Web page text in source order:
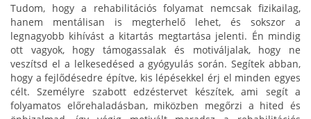
Tudom, hogy a rehabilitációs folyamat nemcsak fizikailag,
hanem mentálisan is megterhelő lehet, és sokszor a
legnagyobb kihívást a kitartás megtartása jelenti. Én mindig
ott vagyok, hogy támogassalak és motiváljalak, hogy ne
veszítsd el a lelkesedésed a gyógyulás során. Segítek abban,
hogy a fejlődésedre építve, kis lépésekkel érj el minden egyes
célt. Személyre szabott edzéstervet készítek, ami segít a
folyamatos előrehaladásban, miközben megőrzi a hited és